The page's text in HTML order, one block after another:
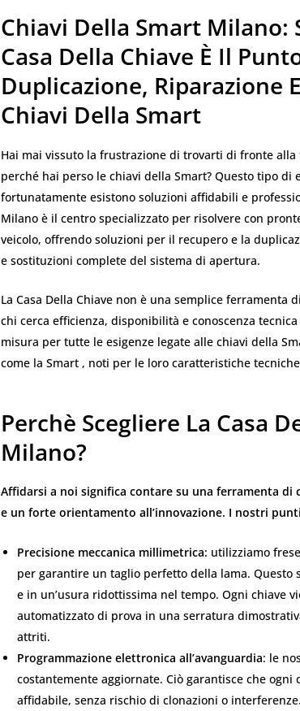
Chiavi Della Smart Milano:
Casa Della Chiave È Il
Duplicazione, Riparazione
Chiavi Della Smart
Hai mai vissuto la frustrazione di trovarti di fronte
perché hai perso le chiavi della Smart? Questo tipo
fortunatamente esistono soluzioni affidabili e
Milano è il centro specializzato per risolvere con
veicolo, offrendo soluzioni per il recupero e la
e sostituzioni complete del sistema di apertura.
La Casa Della Chiave non è una semplice
chi cerca efficienza, disponibilità e conoscenza
misura per tutte le esigenze legate alle chiavi della
come la Smart , noti per le loro caratteristiche
Perchè Scegliere La Casa
Milano?
Affidarsi a noi significa contare su una ferramenta
e un forte orientamento all’innovazione. I nostri
Precisione meccanica millimetrica: utilizziamo
per garantire un taglio perfetto della lama. Questo
e in un’usura ridottissima nel tempo. Ogni chiave
automatizzato di prova in una serratura
attriti.
Programmazione elettronica all’avanguardia: le
costantemente aggiornate. Ciò garantisce che
affidabile, senza rischio di clonazioni o interferenze.